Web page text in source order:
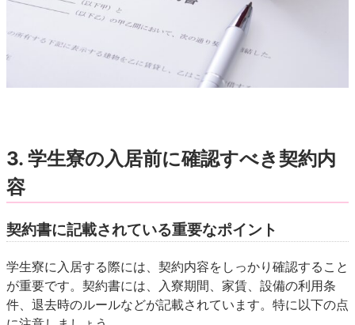
3. 学生寮の入居前に確認すべき契約内
容
契約書に記載されている重要なポイント
学生寮に入居する際には、契約内容をしっかり確認すること
が重要です。契約書には、入寮期間、家賃、設備の利用条
件、退去時のルールなどが記載されています。特に以下の点